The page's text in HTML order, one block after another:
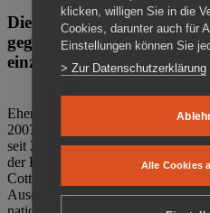
Die Gedenkstätte
gegen das Vergessen.
einzigartig.
Ehemalige politische Häftlinge der
2007 den Verein
seit 2011 Eigentümer des
der Bautzener Straße und Träger
Cottbus ist. Im Zentrum der Arbeit
Auseinandersetzung mit
klicken, willigen Sie in die
Cookies, darunter auch für
Einstellungen können Sie
> Zur Datenschutzerklärung
Alle Cookies